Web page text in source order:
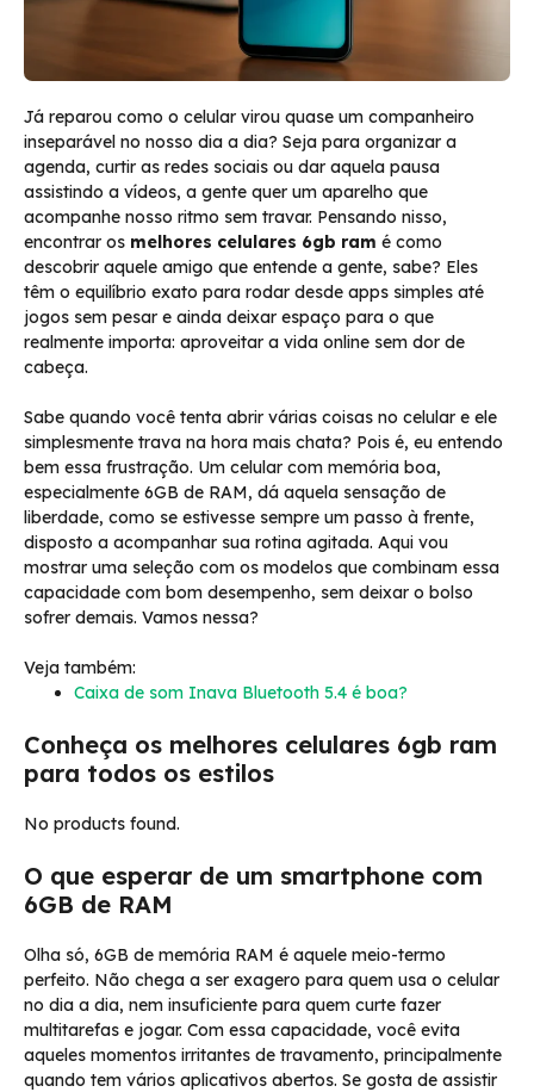
Já reparou como o celular virou quase um companheiro
inseparável no nosso dia a dia? Seja para organizar a
agenda, curtir as redes sociais ou dar aquela pausa
assistindo a vídeos, a gente quer um aparelho que
acompanhe nosso ritmo sem travar. Pensando nisso,
encontrar os melhores celulares 6gb ram é como
descobrir aquele amigo que entende a gente, sabe? Eles
têm o equilíbrio exato para rodar desde apps simples até
jogos sem pesar e ainda deixar espaço para o que
realmente importa: aproveitar a vida online sem dor de
cabeça.
Sabe quando você tenta abrir várias coisas no celular e ele
simplesmente trava na hora mais chata? Pois é, eu entendo
bem essa frustração. Um celular com memória boa,
especialmente 6GB de RAM, dá aquela sensação de
liberdade, como se estivesse sempre um passo à frente,
disposto a acompanhar sua rotina agitada. Aqui vou
mostrar uma seleção com os modelos que combinam essa
capacidade com bom desempenho, sem deixar o bolso
sofrer demais. Vamos nessa?
Veja também:
Caixa de som Inava Bluetooth 5.4 é boa?
Conheça os melhores celulares 6gb ram
para todos os estilos
No products found.
O que esperar de um smartphone com
6GB de RAM
Olha só, 6GB de memória RAM é aquele meio-termo
perfeito. Não chega a ser exagero para quem usa o celular
no dia a dia, nem insuficiente para quem curte fazer
multitarefas e jogar. Com essa capacidade, você evita
aqueles momentos irritantes de travamento, principalmente
quando tem vários aplicativos abertos. Se gosta de assistir